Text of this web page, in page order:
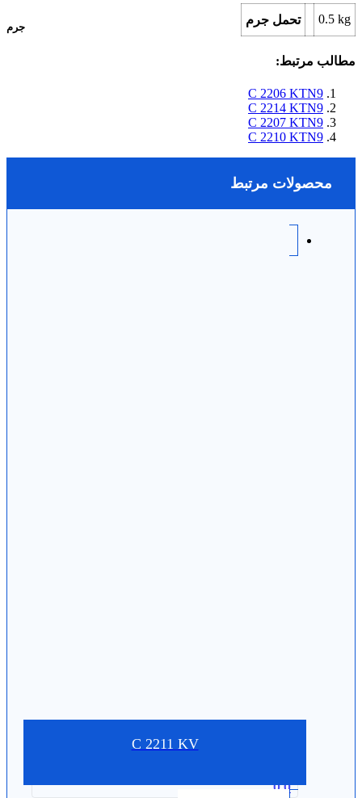
جرم
تحمل جرم 0.5 kg
مطالب مرتبط:
C 2206 KTN9
C 2214 KTN9
C 2207 KTN9
C 2210 KTN9
محصولات مرتبط
C 2211 KV
0.0